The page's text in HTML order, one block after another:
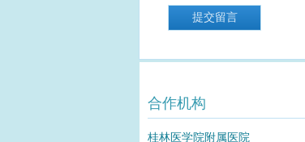
合作机构
桂林医学院附属医院